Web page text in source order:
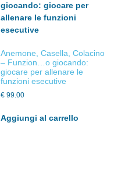
Anemone, Casella, Colacino
– Funzion…o giocando:
giocare per allenare le
funzioni esecutive
€ 99.00
Aggiungi al carrello